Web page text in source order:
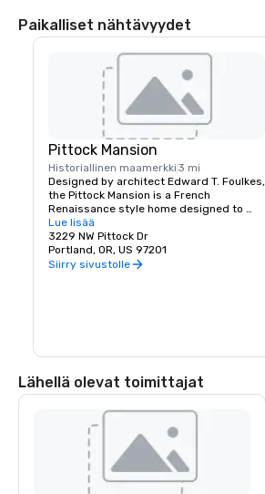
Paikalliset nähtävyydet
Pittock Mansion
Historiallinen maamerkki 3 mi
Designed by architect Edward T. Foulkes,
the Pittock Mansion is a French
Renaissance style home designed to
capture the view of Downtown Portland
and the Cascade Mountains. Built in 1912
for the editor of The Oregonian
Newspaper, Henry Pittock, this piece of
Lue lisää
3229 NW Pittock Dr
Portland, OR, US 97201
Siirry sivustolle
Lähellä olevat toimittajat